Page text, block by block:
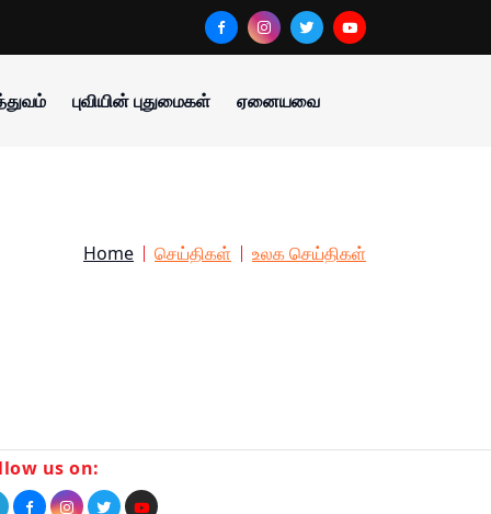
புவியின் புதுமைகள் ஏனையவை
Home செய்திகள் உலக செய்திகள்
us on: